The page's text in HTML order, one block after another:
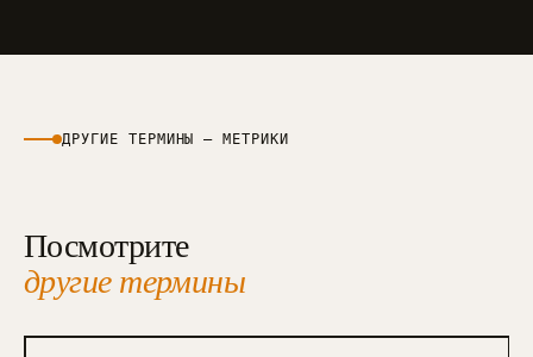
ДРУГИЕ ТЕРМИНЫ — МЕТРИКИ
Посмотрите
другие термины